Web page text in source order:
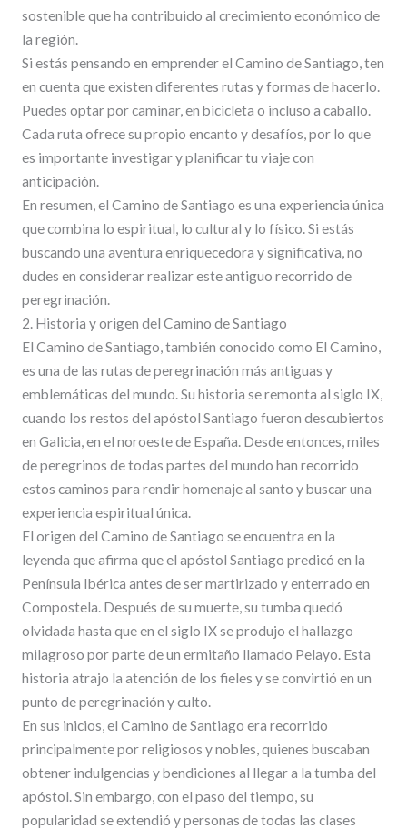
sostenible que ha contribuido al crecimiento económico de
la región.
Si estás pensando en emprender el Camino de Santiago, ten
en cuenta que existen diferentes rutas y formas de hacerlo.
Puedes optar por caminar, en bicicleta o incluso a caballo.
Cada ruta ofrece su propio encanto y desafíos, por lo que
es importante investigar y planificar tu viaje con
anticipación.
En resumen, el Camino de Santiago es una experiencia única
que combina lo espiritual, lo cultural y lo físico. Si estás
buscando una aventura enriquecedora y significativa, no
dudes en considerar realizar este antiguo recorrido de
peregrinación.
2. Historia y origen del Camino de Santiago
El Camino de Santiago, también conocido como El Camino,
es una de las rutas de peregrinación más antiguas y
emblemáticas del mundo. Su historia se remonta al siglo IX,
cuando los restos del apóstol Santiago fueron descubiertos
en Galicia, en el noroeste de España. Desde entonces, miles
de peregrinos de todas partes del mundo han recorrido
estos caminos para rendir homenaje al santo y buscar una
experiencia espiritual única.
El origen del Camino de Santiago se encuentra en la
leyenda que afirma que el apóstol Santiago predicó en la
Península Ibérica antes de ser martirizado y enterrado en
Compostela. Después de su muerte, su tumba quedó
olvidada hasta que en el siglo IX se produjo el hallazgo
milagroso por parte de un ermitaño llamado Pelayo. Esta
historia atrajo la atención de los fieles y se convirtió en un
punto de peregrinación y culto.
En sus inicios, el Camino de Santiago era recorrido
principalmente por religiosos y nobles, quienes buscaban
obtener indulgencias y bendiciones al llegar a la tumba del
apóstol. Sin embargo, con el paso del tiempo, su
popularidad se extendió y personas de todas las clases